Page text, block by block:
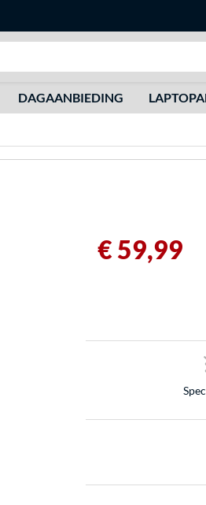
DAGAANBIEDING
€ 59,99